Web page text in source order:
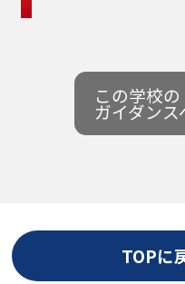
この学校の
ガイダン
TOPに